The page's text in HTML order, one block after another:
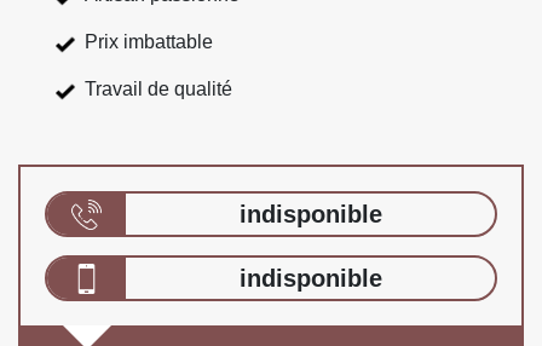
Prix imbattable
Travail de qualité
indisponible
indisponible